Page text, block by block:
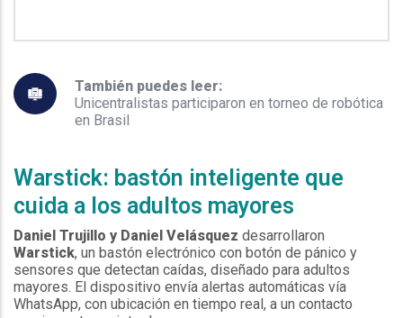
También puedes leer:
Unicentralistas participaron en torneo de robótica
en Brasil
Warstick: bastón inteligente que
cuida a los adultos mayores
Daniel Trujillo y Daniel Velásquez desarrollaron
Warstick, un bastón electrónico con botón de pánico y
sensores que detectan caídas, diseñado para adultos
mayores. El dispositivo envía alertas automáticas vía
WhatsApp, con ubicación en tiempo real, a un contacto